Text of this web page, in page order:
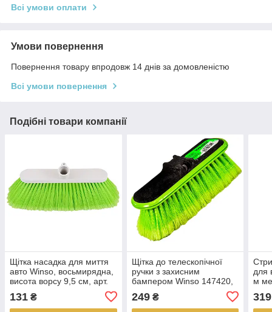
Всі умови оплати
Умови повернення
Повернення товару впродовж 14 днів за домовленістю
Всі умови повернення
Подібні товари компанії
Щітка насадка для миття
авто Winso, восьмирядна,
висота ворсу 9,5 см, арт.
131 ₴
Щітка до телескопічної
ручки з захисним
бампером Winso 147420,
25 см, висота ворсу 6 см
249₴
для
м
319